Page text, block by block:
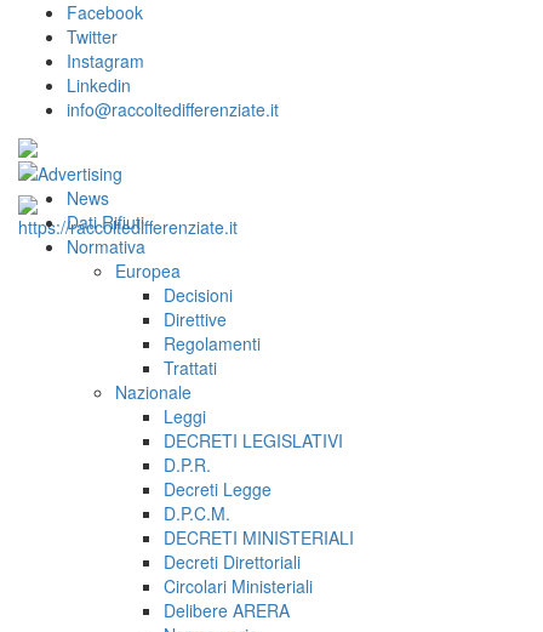
Facebook
Twitter
Instagram
Linkedin
info@raccoltedifferenziate.it
News
Dati Rifiuti
Normativa
Europea
Decisioni
Direttive
Regolamenti
Trattati
Nazionale
Leggi
DECRETI LEGISLATIVI
D.P.R.
Decreti Legge
D.P.C.M.
DECRETI MINISTERIALI
Decreti Direttoriali
Circolari Ministeriali
Delibere ARERA